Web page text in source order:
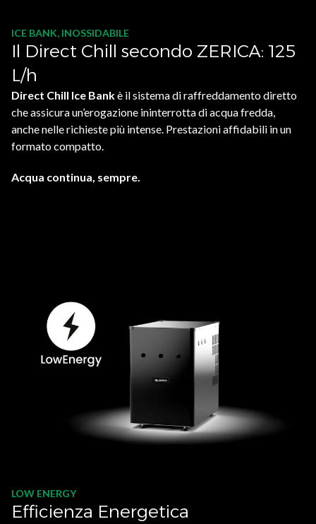
ICE BANK, INOSSIDABILE
Il Direct Chill secondo ZERICA: 125
L/h
Direct Chill Ice Bankè il sistema di raffreddamento diretto
che assicura un’erogazione ininterrotta di acqua fredda,
anche nelle richieste più intense. Prestazioni affidabili in un
formato compatto.
Acqua continua, sempre.
LOW ENERGY
Efficienza Energetica